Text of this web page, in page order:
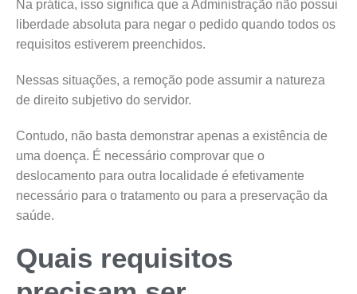
Na prática, isso significa que a Administração não possui
liberdade absoluta para negar o pedido quando todos os
requisitos estiverem preenchidos.
Nessas situações, a remoção pode assumir a natureza
de direito subjetivo do servidor.
Contudo, não basta demonstrar apenas a existência de
uma doença. É necessário comprovar que o
deslocamento para outra localidade é efetivamente
necessário para o tratamento ou para a preservação da
saúde.
Quais requisitos